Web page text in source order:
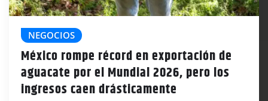
NEGOCIOS
México rompe récord en exportación de
aguacate por el Mundial 2026, pero los
ingresos caen drásticamente